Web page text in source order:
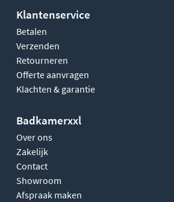
Klantenservice
Betalen
Verzenden
Retourneren
Offerte aanvragen
Klachten & garantie
Badkamerxxl
Over ons
Zakelijk
Contact
Showroom
Afspraak maken